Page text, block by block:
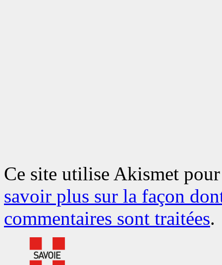
Ce site utilise Akismet
savoir plus sur la façon
commentaires sont traitées.